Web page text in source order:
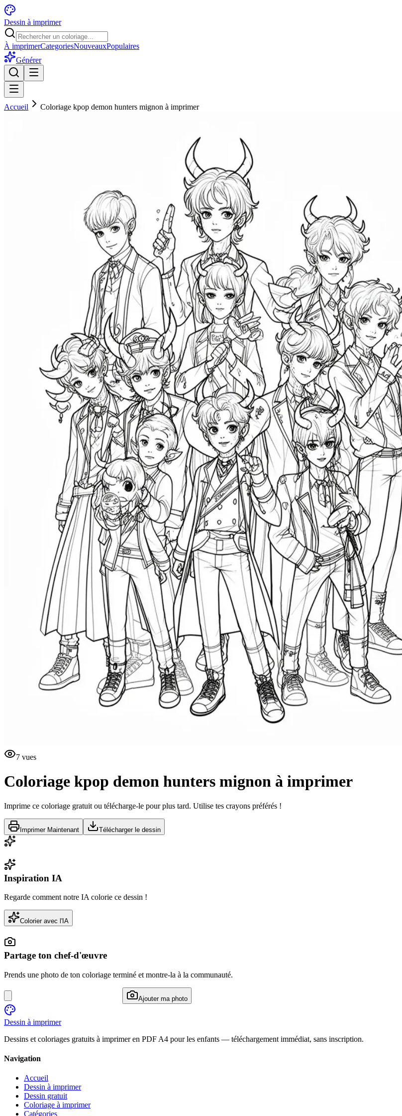
Dessin à imprimer
À imprimerCategoriesNouveauxPopulaires
Générer
Accueil Coloriage kpop demon hunters mignon à imprimer
7 vues
Coloriage kpop demon hunters mignon à imprimer
Imprime ce coloriage gratuit ou télécharge-le pour plus tard. Utilise tes crayons préférés !
Imprimer Maintenant Télécharger le dessin
Inspiration IA
Regarde comment notre IA colorie ce dessin !
Colorier avec l'IA
Partage ton chef-d'œuvre
Prends une photo de ton coloriage terminé et montre-la à la communauté.
Ajouter ma photo
Dessin à imprimer
Dessins et coloriages gratuits à imprimer en PDF A4 pour les enfants — téléchargement immédiat, sans inscription.
Navigation
Accueil
Dessin à imprimer
Dessin gratuit
Coloriage à imprimer
Catégories